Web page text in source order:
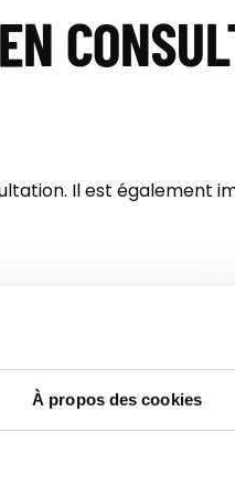
À propos des cookies
Il est également